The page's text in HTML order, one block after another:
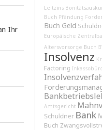
Ihr
Leitzins
Buch Pfändung
Buch Geld
Europäische
Altersvorsorge Buch
Insolvenz
Factoring
Amtsgericht
Schuldner Bank
Buch